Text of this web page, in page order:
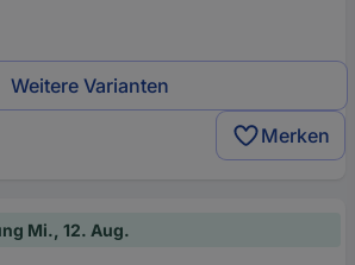
Weitere Varianten
Merken
Mi., 12. Aug.